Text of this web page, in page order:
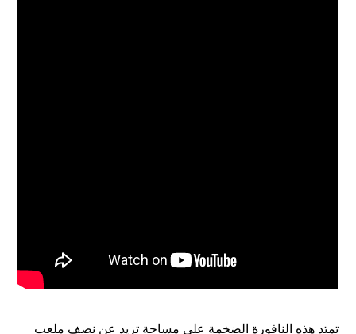
تمتد هذه النافورة الضخمة على مساحة تزيد عن نصف ملعب